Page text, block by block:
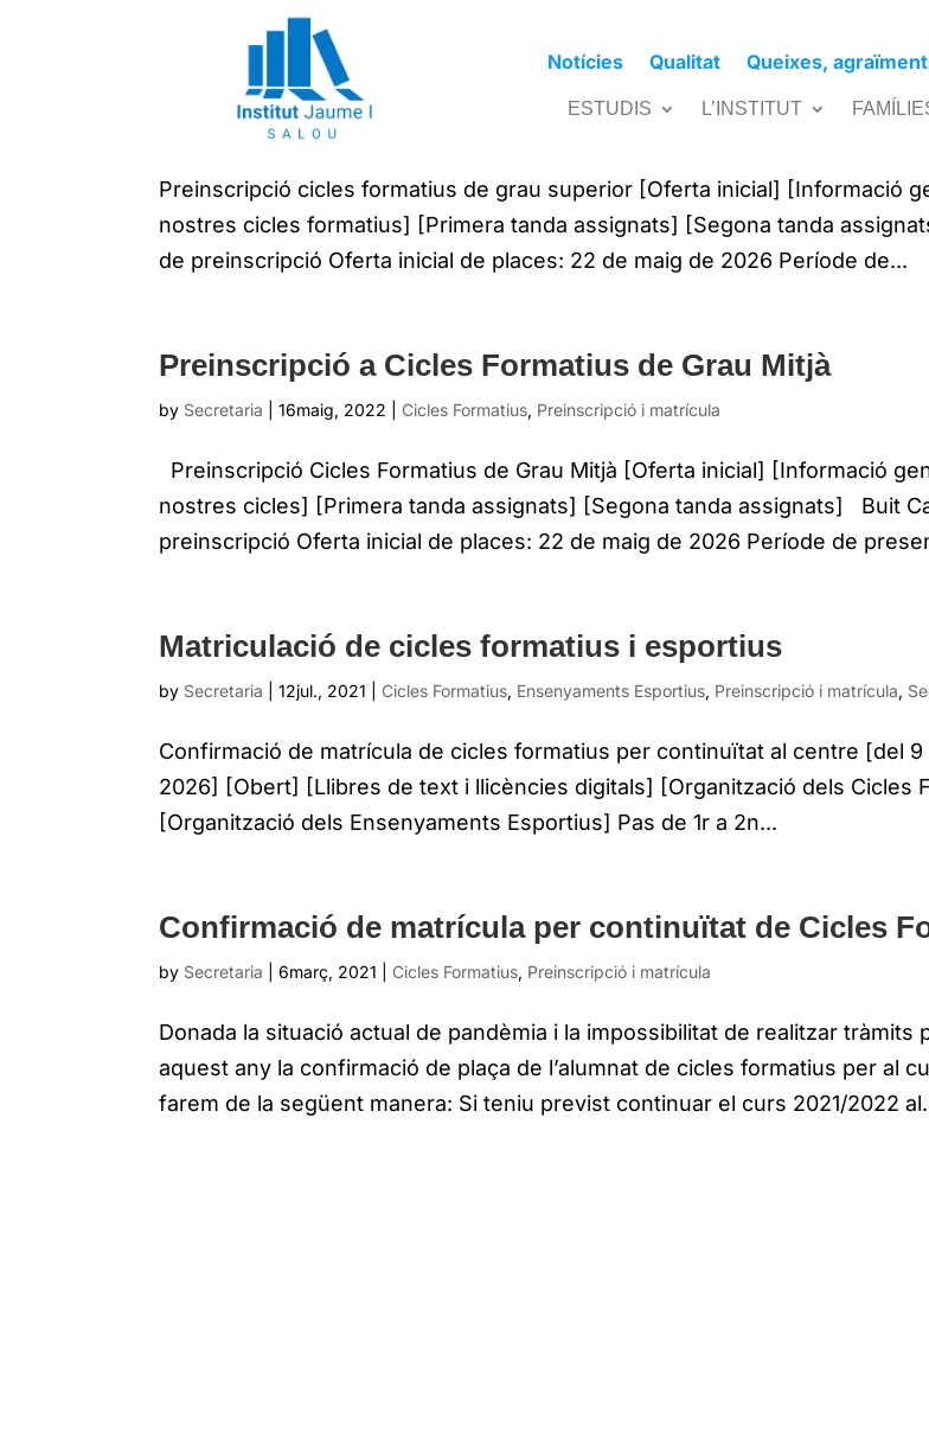
ESTUDIS L’INSTITUT
Notícies Qualitat Queixes,
Preinscripció a Cicles Formatius de Grau Superior
| 24maig, 2022
Preinscripció cicles formatius de grau superior [Oferta inicial] [Informació
nostres cicles formatius] [Primera tanda assignats] [Segona tanda
de preinscripció Oferta inicial de places: 22 de maig de 2026 Període de...
Preinscripció a Cicles Formatius de Grau Mitjà
by Secretaria |16maig, 2022 Cicles Formatius, Preinscripció i matrícula
Preinscripció Cicles Formatius de Grau Mitjà [Oferta inicial] [Informació
nostres cicles] [Primera tanda assignats] [Segona tanda assignats] Buit
preinscripció Oferta inicial de places: 22 de maig de 2026 Període de
Matriculació de cicles formatius i esportius
by Secretaria |12jul., 2021 Cicles Formatius, Ensenyaments Esportius, Preinscripció i matrícula,
Confirmació de matrícula de cicles formatius per continuïtat al centre [del 9
2026] [Obert] [Llibres de text i llicències digitals] [Organització dels Cicles
[Organització dels Ensenyaments Esportius] Pas de 1r a 2n...
Confirmació de matrícula per continuïtat de Cicles
by Secretaria |6març, 2021 Cicles Formatius, Preinscripció i matrícula
Donada la situació actual de pandèmia i la impossibilitat de realitzar tràmits
aquest any la confirmació de plaça de l’alumnat de cicles formatius per al
farem de la següent manera: Si teniu previst continuar el curs 2021/2022